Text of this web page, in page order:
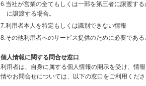
6.当社が営業の全てもしくは一部を第三者に譲渡す
に譲渡する場合。
7.利用者本人を特定もしくは識別できない情報
8.その他利用者へのサービス提供のために必要である
個人情報に関する問合せ窓口
利用者は、自身に属する個人情報の開示を受け、情
情やお問合せについては、以下の窓口をご利用くださ